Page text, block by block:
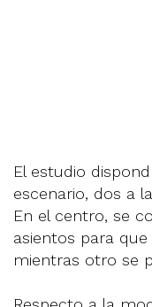
El estudio
escenario, dos a
En el centro, se
asientos para
mientras otro se